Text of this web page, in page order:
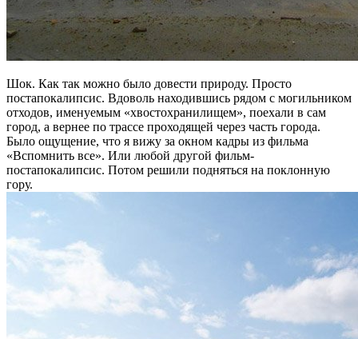
Шок. Как так можно было довести природу. Просто
постапокалипсис. Вдоволь находившись рядом с могильником
отходов, именуемым «хвостохранилищем», поехали в сам
город, а вернее по трассе проходящей через часть города.
Было ощущение, что я вижу за окном кадры из фильма
«Вспомнить все». Или любой другой фильм-
постапокалипсис. Потом решили подняться на поклонную
гору.